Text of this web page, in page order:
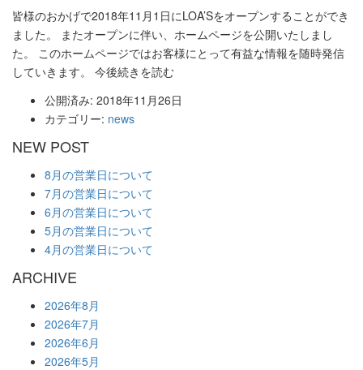
皆様のおかげで2018年11月1日にLOA’Sをオープンすることができ
ました。 またオープンに伴い、ホームページを公開いたしまし
た。 このホームページではお客様にとって有益な情報を随時発信
していきます。 今後続きを読む
公開済み: 2018年11月26日
カテゴリー: news
NEW POST
8月の営業日について
7月の営業日について
6月の営業日について
5月の営業日について
4月の営業日について
ARCHIVE
2026年8月
2026年7月
2026年6月
2026年5月